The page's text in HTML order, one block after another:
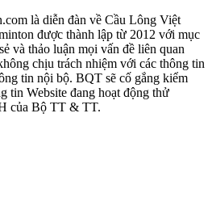
là diễn đàn về Cầu Lông Việt
được thành lập từ 2012 với mục
và thảo luận mọi vấn đề liên quan
chịu trách nhiệm với các thông tin
tin nội bộ. BQT sẽ cố gắng kiểm
tin Website đang hoạt động thử
của Bộ TT & TT.